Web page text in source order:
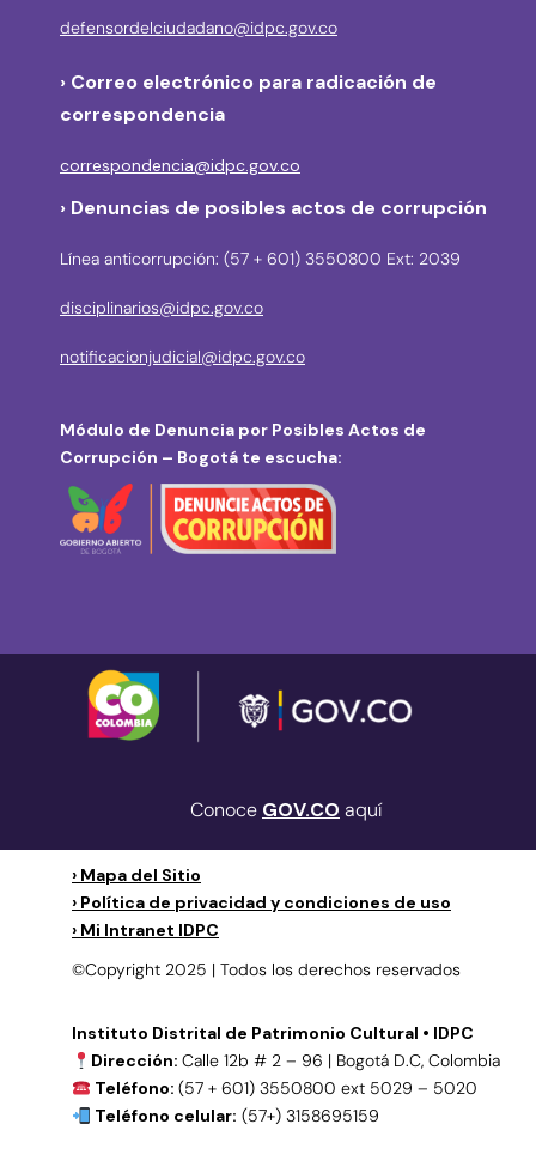
defensordelciudadano@idpc.gov.co
› Correo electrónico para radicación de
correspondencia
correspondencia@idpc.gov.co
› Denuncias de posibles actos de corrupción
Línea anticorrupción: (57 + 601) 3550800 Ext: 2039
disciplinarios@idpc.gov.co
notificacionjudicial@idpc.gov.co
Módulo de Denuncia por Posibles Actos de
Corrupción – Bogotá te escucha:
Conoce GOV.CO aquí
› Mapa del Sitio
› Política de privacidad y condiciones de uso
› Mi Intranet IDPC
©Copyright 2025 | Todos los derechos reservados
Instituto Distrital de Patrimonio Cultural • IDPC
Dirección: Calle 12b # 2 – 96 | Bogotá D.C, Colombia
Teléfono: (57 + 601) 3550800 ext 5029 – 5020
Teléfono celular: (57+) 3158695159